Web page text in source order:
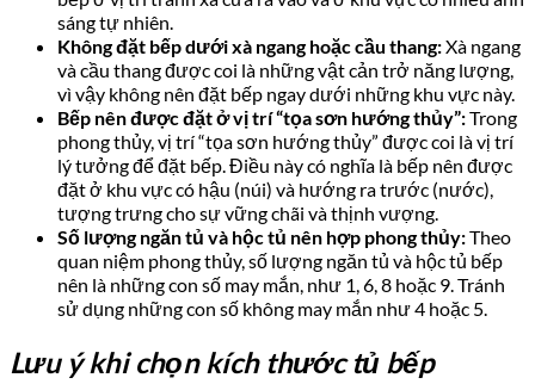
sáng tự nhiên.
Không đặt bếp dưới xà ngang hoặc cầu thang:Xà ngang
và cầu thang được coi là những vật cản trở năng lượng,
vì vậy không nên đặt bếp ngay dưới những khu vực này.
Bếp nên được đặt ở vị trí “tọa sơn hướng thủy”:Trong
phong thủy, vị trí “tọa sơn hướng thủy” được coi là vị trí
lý tưởng để đặt bếp. Điều này có nghĩa là bếp nên được
đặt ở khu vực có hậu (núi) và hướng ra trước (nước),
tượng trưng cho sự vững chãi và thịnh vượng.
Số lượng ngăn tủ và hộc tủ nên hợp phong thủy:Theo
quan niệm phong thủy, số lượng ngăn tủ và hộc tủ bếp
nên là những con số may mắn, như 1, 6, 8 hoặc 9. Tránh
sử dụng những con số không may mắn như 4 hoặc 5.
Lưu ý khi chọn kích thước tủ bếp